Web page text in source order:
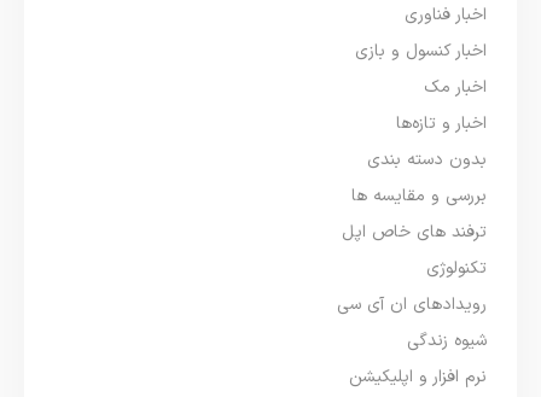
اخبار فناوری
اخبار کنسول و بازی
اخبار مک
اخبار و تازه‌ها
بدون دسته بندی
بررسی و مقایسه ها
ترفند های خاص اپل
تکنولوژی
رویدادهای ان آی سی
شیوه زندگی
نرم افزار و اپلیکیشن